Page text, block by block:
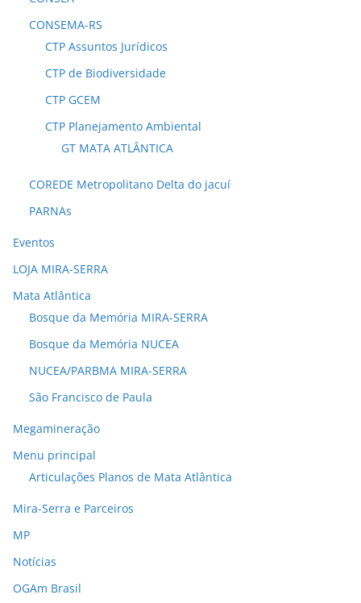
CONSEMA-RS
CTP Assuntos Jurídicos
CTP de Biodiversidade
CTP GCEM
CTP Planejamento Ambiental
GT MATA ATLÂNTICA
COREDE Metropolitano Delta do jacuí
PARNAs
Eventos
LOJA MIRA-SERRA
Mata Atlântica
Bosque da Memória MIRA-SERRA
Bosque da Memória NUCEA
NUCEA/PARBMA MIRA-SERRA
São Francisco de Paula
Megamineração
Menu principal
Articulações Planos de Mata Atlântica
Mira-Serra e Parceiros
MP
Notícias
OGAm Brasil